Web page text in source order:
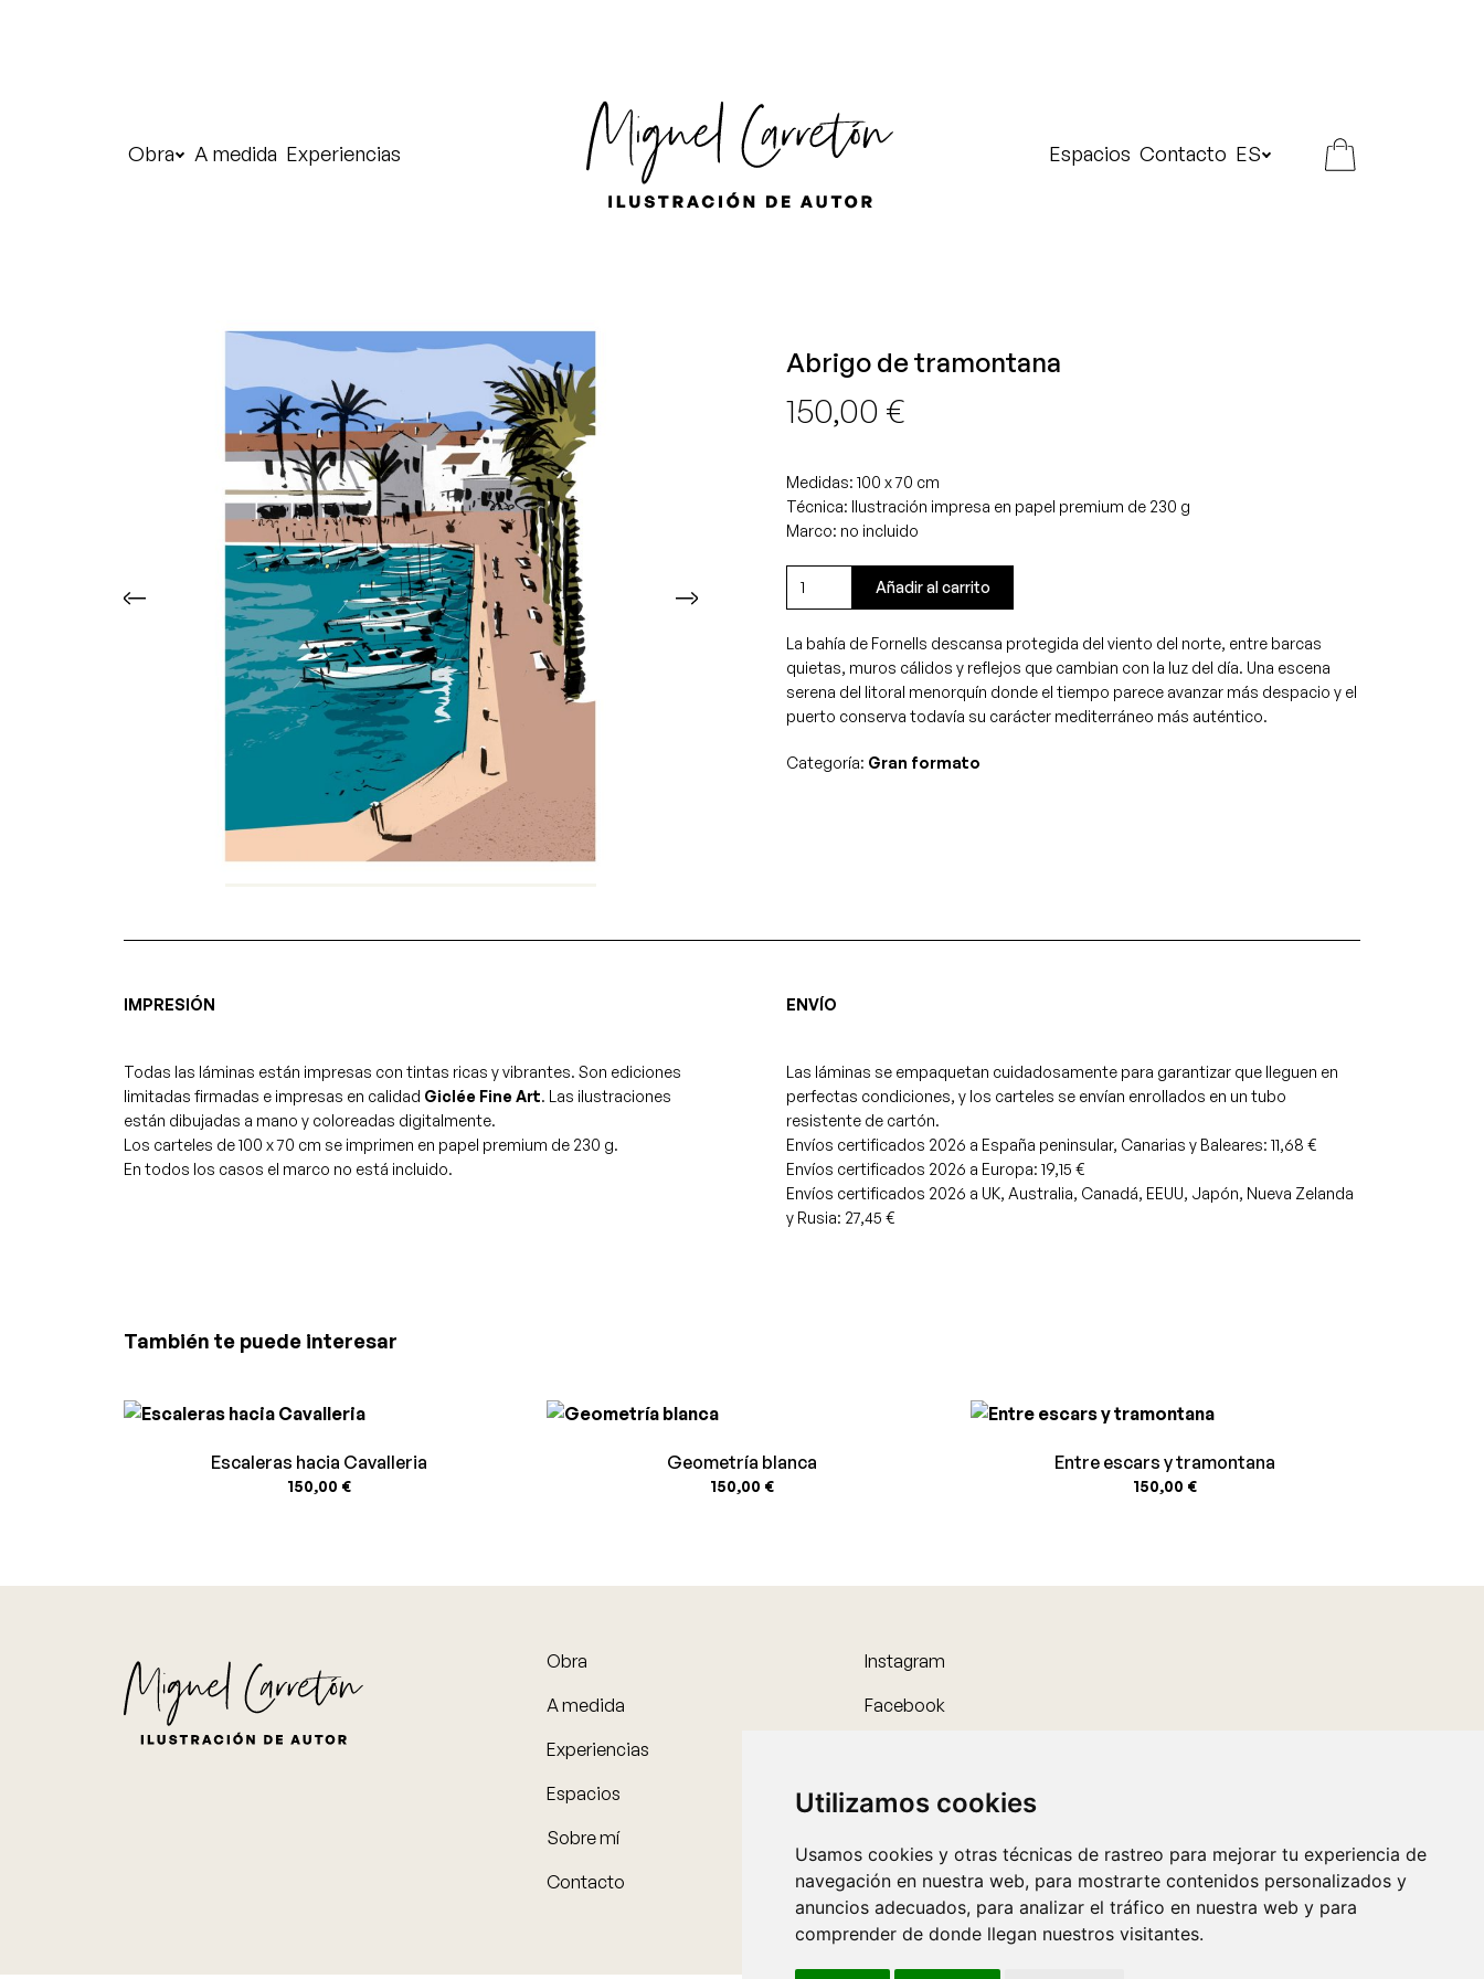
Utilizamos cookies
Usamos cookies y otras técnicas de rastreo para mejorar tu experiencia de
navegación en nuestra web, para mostrarte contenidos personalizados y
anuncios adecuados, para analizar el tráfico en nuestra web y para
comprender de donde llegan nuestros visitantes.
Obra A medida Experiencias Espacios Contacto ES
Abrigo de tramontana
150,00 €
Medidas: 100 x 70 cm
Técnica: Ilustración impresa en papel premium de 230 g
Marco: no incluido
Abrigo
de
cantidad
Añadir al carrito
La bahía de Fornells descansa protegida del viento del norte, entre barcas
quietas, muros cálidos y reflejos que cambian con la luz del día. Una escena
serena del litoral menorquín donde el tiempo parece avanzar más despacio y el
puerto conserva todavía su carácter mediterráneo más auténtico.
Categoría: Gran formato
IMPRESIÓN
Todas las láminas están impresas con tintas ricas y vibrantes. Son ediciones
limitadas firmadas e impresas en calidad Giclée Fine Art. Las ilustraciones
están dibujadas a mano y coloreadas digitalmente.
Los carteles de 100 x 70 cm se imprimen en papel premium de 230 g.
En todos los casos el marco no está incluido.
ENVÍO
Las láminas se empaquetan cuidadosamente para garantizar que lleguen en
perfectas condiciones, y los carteles se envían enrollados en un tubo
resistente de cartón.
Envíos certificados 2026 a España peninsular, Canarias y Baleares: 11,68 €
Envíos certificados 2026 a Europa: 19,15 €
Envíos certificados 2026 a UK, Australia, Canadá, EEUU, Japón, Nueva Zelanda
y Rusia: 27,45 €
También te puede interesar
Escaleras hacia Cavalleria
150,00 €
Geometría blanca
150,00 €
Entre escars y tramontana
150,00 €
Obra
A medida
Experiencias
Espacios
Sobre mí
Contacto
Instagram
Facebook
ES EN FR